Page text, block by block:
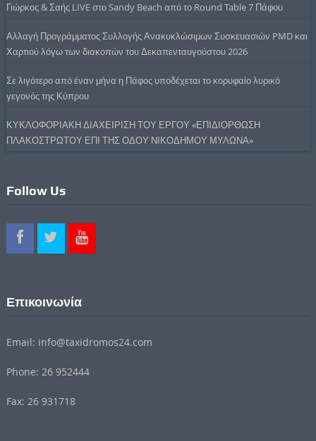
Γιώρκος & Σαής LIVE στο Sandy Beach από το Round Table 7 Πάφου
Αλλαγή Προγράμματος Συλλογής Ανακυκλώσιμων Συσκευασιών PMD και
Χαρτιού λόγω των διακοπών του Δεκαπενταυγούστου 2026
Σε λιγότερο από έναν μήνα η Πάφος υποδέχεται το κορυφαίο λυρικό
γεγονός της Κύπρου
ΚΥΚΛΟΦΟΡΙΑΚΗ ΔΙΑΧΕΙΡΙΣΗ ΤΟΥ ΕΡΓΟΥ «ΕΠΙΔΙΟΡΘΩΣΗ
ΠΛΑΚΟΣΤΡΩΤΟΥ ΕΠΙ ΤΗΣ ΟΔΟΥ ΝΙΚΟΔΗΜΟΥ ΜΥΛΩΝΑ»
Follow Us
Επικοινωνία
Email: info@taxidromos24.com
Phone: 26 952444
Fax: 26 931718